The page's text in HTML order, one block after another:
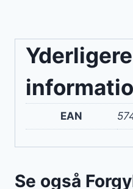
Yderligere
EAN
Se også